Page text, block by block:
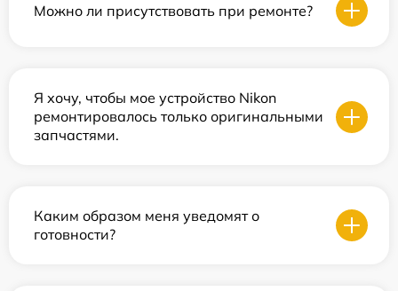
Можно ли присутствовать при ремонте?
Я хочу, чтобы мое устройство Nikon
ремонтировалось только оригинальными
запчастями.
Каким образом меня уведомят о
готовности?